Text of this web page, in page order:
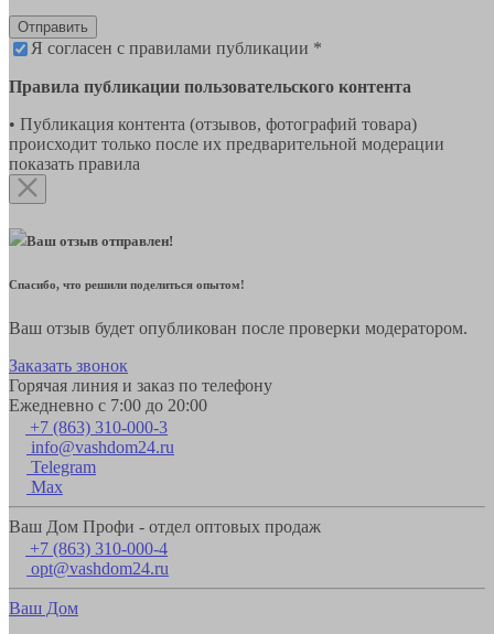
Отправить
Я согласен с правилами публикации *
Правила публикации пользовательского контента
• Публикация контента (отзывов, фотографий товара)
происходит только после их предварительной модерации
показать правила
Ваш отзыв отправлен!
Спасибо, что решили поделиться опытом!
Ваш отзыв будет опубликован после проверки модератором.
Заказать звонок
Горячая линия и заказ по телефону
Ежедневно с 7:00 до 20:00
+7 (863) 310-000-3
info@vashdom24.ru
Telegram
Max
Ваш Дом Профи - отдел оптовых продаж
+7 (863) 310-000-4
opt@vashdom24.ru
Ваш Дом